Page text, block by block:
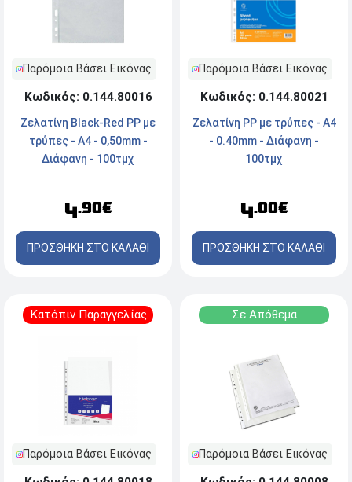
Παρόμοια Βάσει Εικόνας
Κωδικός: 0.144.80016
Ζελατίνη Black-Red PP με
τρύπες - Α4 - 0,50mm -
Διάφανη - 100τμχ
4.90€
ΠΡΟΣΘΗΚΗ ΣΤΟ ΚΑΛΑΘΙ
Παρόμοια Βάσει Εικόνας
Κωδικός: 0.144.80021
Ζελατίνη PP με τρύπες - A4
- 0.40mm - Διάφανη -
100τμχ
4.00€
ΠΡΟΣΘΗΚΗ ΣΤΟ ΚΑΛΑΘΙ
Κατόπιν Παραγγελίας
Παρόμοια Βάσει Εικόνας
Σε Απόθεμα
Παρόμοια Βάσει Εικόνας